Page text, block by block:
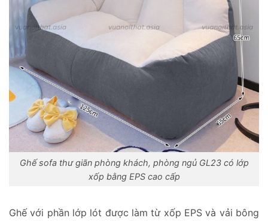
Ghế sofa thư giãn phòng khách, phòng ngủ GL23 có lớp
xốp bằng EPS cao cấp
Ghế với phần lớp lót được làm từ xốp EPS và vải bông